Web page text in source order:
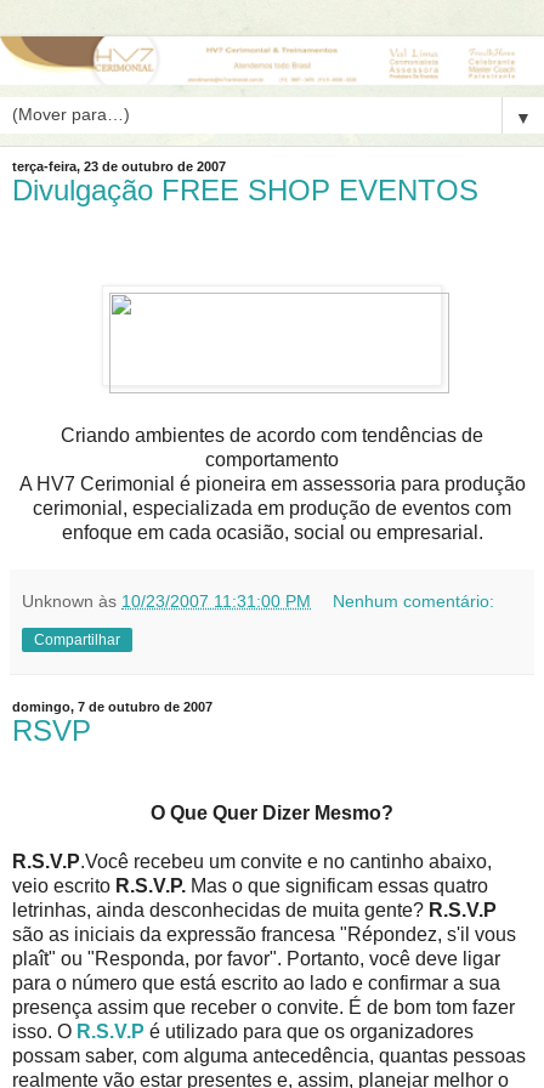
▼
terça-feira, 23 de outubro de 2007
Divulgação FREE SHOP EVENTOS
Criando ambientes de acordo com tendências de
comportamento
A HV7 Cerimonial é pioneira em assessoria para produção
cerimonial, especializada em produção de eventos com
enfoque em cada ocasião, social ou empresarial.
Unknown às 10/23/2007 11:31:00 PM Nenhum comentário:
Compartilhar
domingo, 7 de outubro de 2007
RSVP
O Que Quer Dizer Mesmo?
R.S.V.P.Você recebeu um convite e no cantinho abaixo,
veio escrito R.S.V.P. Mas o que significam essas quatro
letrinhas, ainda desconhecidas de muita gente? R.S.V.P
são as iniciais da expressão francesa "Répondez, s'il vous
plaît" ou "Responda, por favor". Portanto, você deve ligar
para o número que está escrito ao lado e confirmar a sua
presença assim que receber o convite. É de bom tom fazer
isso. O R.S.V.P é utilizado para que os organizadores
possam saber, com alguma antecedência, quantas pessoas
realmente vão estar presentes e, assim, planejar melhor o